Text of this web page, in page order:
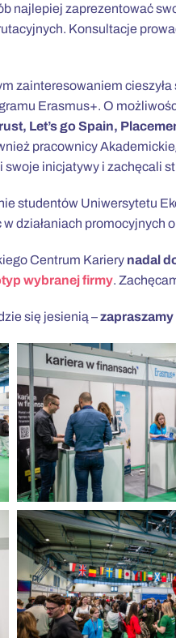
najlepiej zaprezentować
Konsultacje
zainteresowaniem
Erasmus+. O
Let’s go Spain,
pracownicy
inicjatywy i zachęcali
studentów Uniwersytetu
w działaniach promocyjnych
Centrum Kariery nadal
wybranej firmy.
się jesienią –